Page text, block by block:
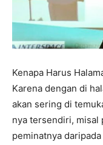
Kenapa Harus
Karena dengan di
akan sering di
nya tersendiri, misal
peminatnya